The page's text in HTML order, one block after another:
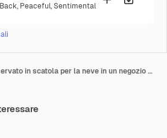
, Peaceful,Sentimental
Pesce fresco conservato in scatola per la neve in un negozio di vendita al dettaglio per la vendita di giorno da un'angolazione diversa